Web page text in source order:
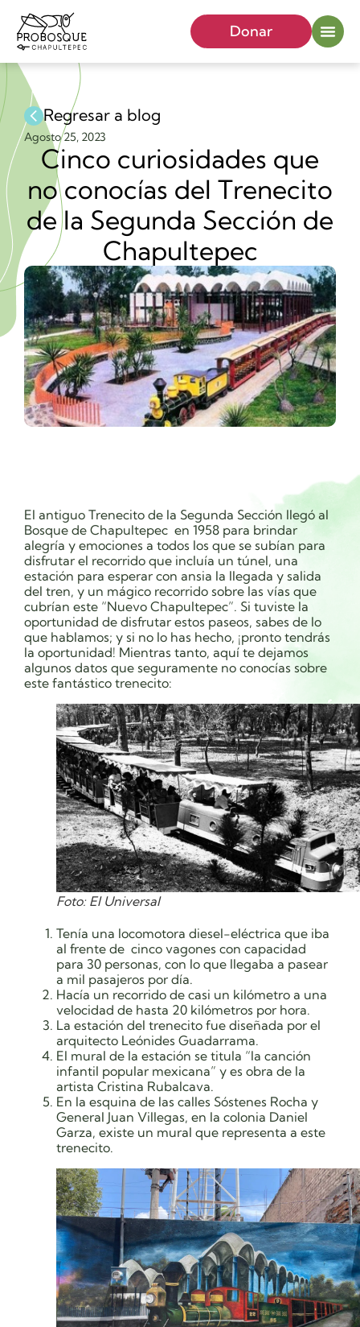
Donar
Regresar a blog
Agosto 25, 2023
Cinco curiosidades que
no conocías del Trenecito
de la Segunda Sección de
Chapultepec
El antiguo Trenecito de la Segunda Sección llegó al
Bosque de Chapultepec en 1958 para brindar
alegría y emociones a todos los que se subían para
disfrutar el recorrido que incluía un túnel, una
estación para esperar con ansia la llegada y salida
del tren, y un mágico recorrido sobre las vías que
cubrían este “Nuevo Chapultepec”. Si tuviste la
oportunidad de disfrutar estos paseos, sabes de lo
que hablamos; y si no lo has hecho, ¡pronto tendrás
la oportunidad! Mientras tanto, aquí te dejamos
algunos datos que seguramente no conocías sobre
este fantástico trenecito:
Foto: El Universal
Tenía una locomotora diesel-eléctrica que iba
al frente de cinco vagones con capacidad
para 30 personas, con lo que llegaba a pasear
a mil pasajeros por día.
Hacía un recorrido de casi un kilómetro a una
velocidad de hasta 20 kilómetros por hora.
La estación del trenecito fue diseñada por el
arquitecto Leónides Guadarrama.
El mural de la estación se titula “la canción
infantil popular mexicana” y es obra de la
artista Cristina Rubalcava.
En la esquina de las calles Sóstenes Rocha y
General Juan Villegas, en la colonia Daniel
Garza, existe un mural que representa a este
trenecito.